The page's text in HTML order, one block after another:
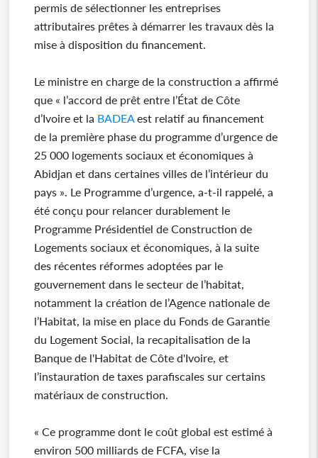
permis de sélectionner les entreprises
attributaires prêtes à démarrer les travaux dès la
mise à disposition du financement.
Le ministre en charge de la construction a affirmé
que « l’accord de prêt entre l’État de Côte
d’Ivoire et la BADEAest relatif au financement
de la première phase du programme d’urgence de
25 000 logements sociaux et économiques à
Abidjan et dans certaines villes de l’intérieur du
pays ». Le Programme d’urgence, a-t-il rappelé, a
été conçu pour relancer durablement le
Programme Présidentiel de Construction de
Logements sociaux et économiques, à la suite
des récentes réformes adoptées par le
gouvernement dans le secteur de l’habitat,
notamment la création de l’Agence nationale de
l’Habitat, la mise en place du Fonds de Garantie
du Logement Social, la recapitalisation de la
Banque de l'Habitat de Côte d'Ivoire, et
l’instauration de taxes parafiscales sur certains
matériaux de construction.
« Ce programme dont le coût global est estimé à
environ 500 milliards de FCFA, vise la